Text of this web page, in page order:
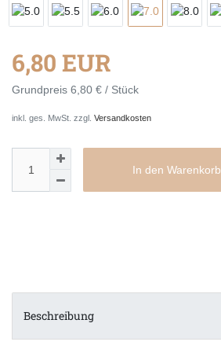
6,80 EUR
Grundpreis 6,80 € / Stück
inkl. ges. MwSt. zzgl. Versandkosten
In den Warenkorb
Beschreibung